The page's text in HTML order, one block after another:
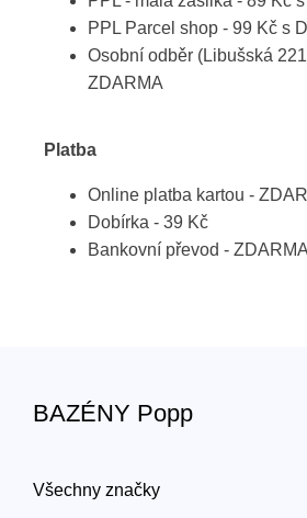
PPL Parcel shop - 99 Kč s
Osobní odběr (Libušská
ZDARMA
Platba
Online platba kartou -
Dobírka - 39 Kč
Bankovní převod - ZDARMA
BAZÉNY Popp
Všechny značky